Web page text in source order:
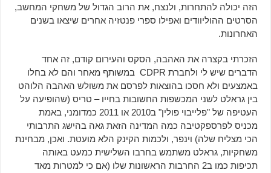
הזה יכולה להתחרות, ולנצח, את הרוב הגדול של משחקי המחשב,
הסרטים ההוליוודים ואפילו ספרי פנטזיה אחרים שיצאו בשנים
האחרונות.
הזכרתי בקצרה את האהבה, הסקס והעירום קודם, זה אחד
הדברים שיש לי ולחברת CDPR במשותף מאחר והם לא בחלו
באמצעים ולא חסכו בהוצאות לפרסם את משולש האהבה הלוהט
בין גראלט לשני המכשפות החשובות בחייו – טריס (שהופיעה על
העטיפה של "פלייבוי פולין" ב2010 או 2011 כמדומני, באמת
מכניס לפרספקטיבה כמה המדינה הזאת גאה בהישג התרבותי
הכי מצליח שלה) וינפר, ולכמות הקינק הלא מועטת. ואכן, מבחינת
משחקיות, גראלט משתמש בחרבו השלישית כמעט באותה
תכיפות כמו ב2 החרבות הראשונות שלו (אם כי למטרות מאד